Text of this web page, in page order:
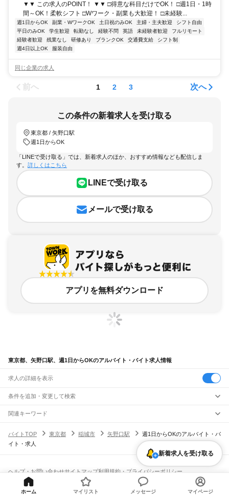
▼▼ この求人のPOINT！ ▼▼ □得意な科目だけでOK！ □週1日・1時
間～OK！柔軟シフト □Wワーク・副業も大歓迎！ □未経験...
週1日からOK 副業・WワークOK 土日祝のみOK 主婦・主夫歓迎
シフト自由
平日のみOK
学生歓迎 転勤なし 経験不問 英語 未経験者歓迎
フルリモート
経験者歓迎
残業なし 研修あり ブランクOK 交通費支給
シフト制
週4日以上OK
服装自由
同じ企業の求人
前へ 1 2 3 次へ
この条件の新着求人を受け取る
東京都 / 矢野口駅
週1日からOK
「LINEで受け取る」では、新着求人のほか、おすすめ情報なども配信しま
す。 詳しくはこちら
LINEで受け取る
メールで受け取る
アプリを無料ダウンロード
東京都、矢野口駅、週1日からOKのアルバイト・バイト求人情報
求人の詳細を表示
条件を追加・変更して検索
市区町村を追加・変更
東京都すべて
東京23区
墨田区 江東区品川区目黒区大田区
荒川区
江戸川区
八王子市 武蔵野市 三鷹市 昭島市
小金井市
小平市
東村山市国分寺市 福生市狛江市東大和市
清瀬市
駅を追加・変更
JR山手線
大崎駅五反田駅 恵比寿駅 代々木駅
新大久保駅
高田馬場駅
池袋駅 大塚駅 巣鴨駅 田端駅 西日暮里駅 日暮里駅鶯谷駅
職種を追加・変更
飲食・フードサービスすべて
ホールスタッフ
キッチンスタッフ 皿洗い・洗い場精肉・鮮魚加工
給食調理
パン屋（ベーカリー）
フードカウンター販売員
バー（BAR）・バーテンダー
飲食店補助（開店・閉店準備） 飲食店（店長・マネージャー）
人気
日払いOK
学生歓迎 髪型・髪色自由
ネイルOK
ピアスOK
オープニングスタッフ 留学生・外国人活躍中
雇用形態を追加・変更
アルバイト・パート
関連キーワード
バイトTOP
東京都 稲城市 矢野口駅
週1日からOKのアルバイト・バ
イト・求人
新着求人を受け取る
ヘルプ・お問い合わせサイトマップ利用規約・プライバシーポリシー
[企業]求人広告の掲載相談
ホーム マイリスト メッセージ マイページ